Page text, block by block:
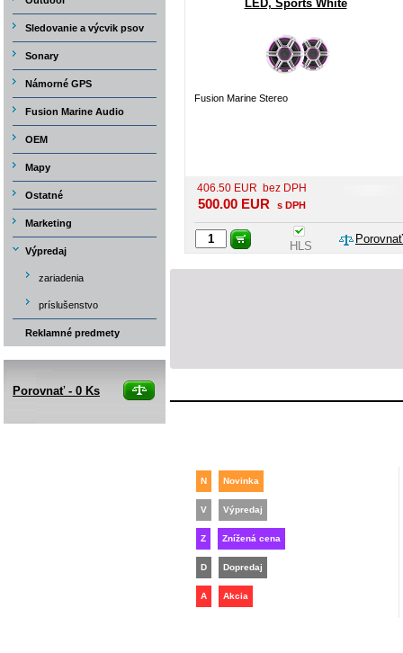
LED, Sports White
Fusion Marine Stereo
406.50 EUR bez DPH
500.00 EUR s DPH
Porovnať
HLS
N Novinka
V Výpredaj
Z Znížená cena
D Dopredaj
A Akcia
Sledovanie a výcvik psov
Sonary
Námorné GPS
Fusion Marine Audio
OEM
Mapy
Ostatné
Marketing
Výpredaj
zariadenia
príslušenstvo
Reklamné predmety
Porovnať - 0 Ks